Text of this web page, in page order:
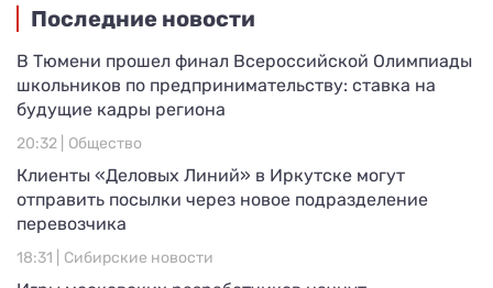
Последние новости
В Тюмени прошел финал Всероссийской Олимпиады
школьников по предпринимательству: ставка на
будущие кадры региона
20:32 | Общество
Клиенты «Деловых Линий» в Иркутске могут
отправить посылки через новое подразделение
перевозчика
18:31 | Сибирские новости